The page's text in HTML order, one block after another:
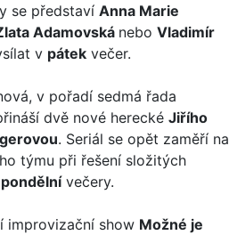
se představí Anna Marie
Adamovská nebo Vladimír
v pátek večer.
v pořadí sedmá řada
dvě nové herecké Jiřího
. Seriál se opět zaměří na
týmu při řešení složitých
pondělnívečery.
improvizační show Možné je